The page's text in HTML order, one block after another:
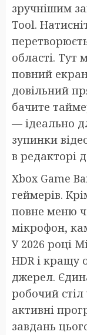
зручнішим
Tool.
області. Тут
повний
довільний
бачите
— ідеально
зупинки
в редакторі
Xbox Game
геймерів.
повне меню
мікрофон,
У 2026 році
HDR і кращу
джерел.
робочий стіл
активні
завдань